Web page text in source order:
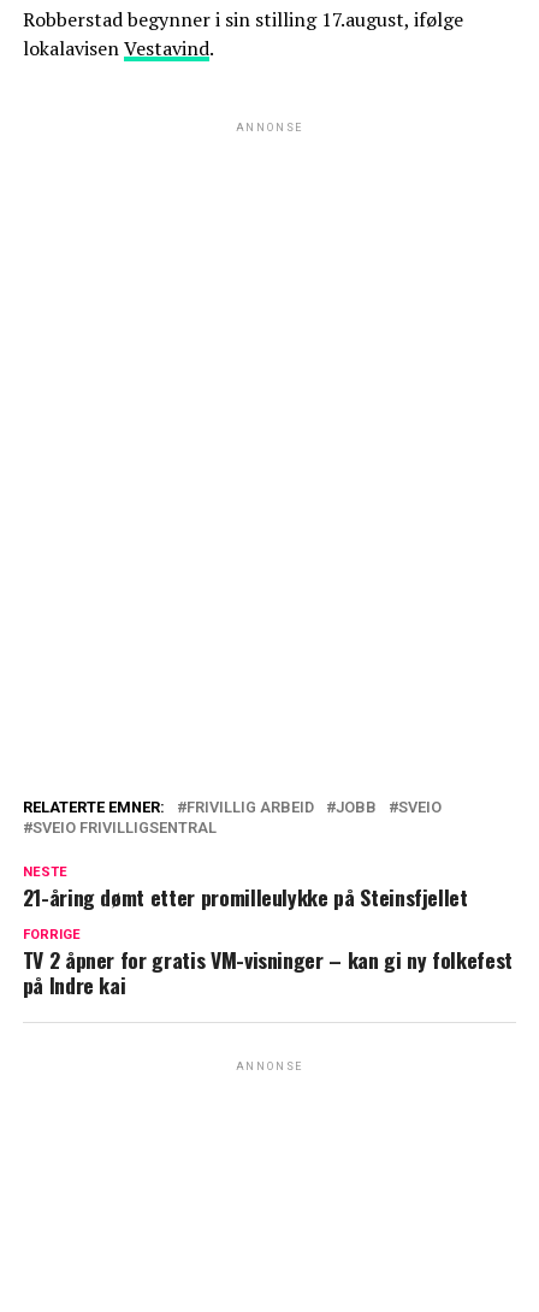
Robberstad begynner i sin stilling 17.august, ifølge
lokalavisenVestavind.
ANNONSE
RELATERTE EMNER: FRIVILLIG ARBEID JOBB
SVEIO
SVEIO FRIVILLIGSENTRAL
NESTE
21-åring dømt etter promilleulykke på Steinsfjellet
FORRIGE
TV 2 åpner for gratis VM-visninger – kan gi ny folkefest
på Indre kai
ANNONSE